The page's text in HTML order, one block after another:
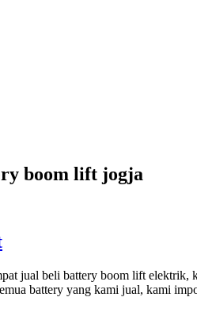
boom lift jogja
jual beli battery boom lift elektrik,
battery yang kami jual, kami